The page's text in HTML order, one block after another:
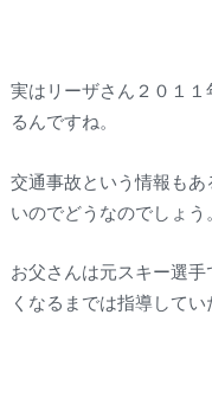
実はリーザさん２０１
るんですね。
交通事故という情報も
いのでどうなのでしょう
お父さんは元スキー選
くなるまでは指導してい